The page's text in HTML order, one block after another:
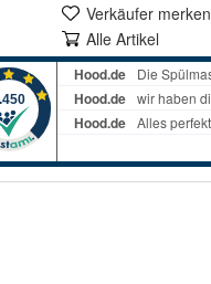
Verkäufer merken
Alle Artikel